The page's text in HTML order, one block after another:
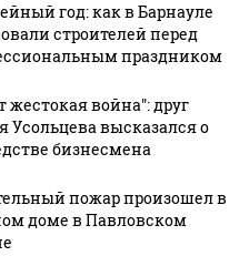
год: как в Барнауле
строителей перед
праздником
жестокая война": друг
Усольцева высказался о
бизнесмена
пожар произошел в
доме в Павловском